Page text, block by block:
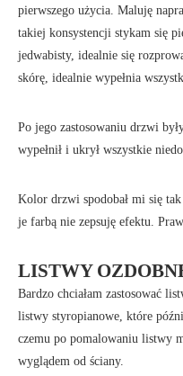
pierwszego użycia. Maluję
takiej konsystencji stykam się
jedwabisty, idealnie się
skórę, idealnie wypełnia
Po jego zastosowaniu drzwi
wypełnił i ukrył wszystkie
Kolor drzwi spodobał mi się
je farbą nie zepsuję efektu.
LISTWY
Bardzo chciałam zastosować
listwy styropianowe, które
czemu po pomalowaniu listwy
wyglądem od ściany.